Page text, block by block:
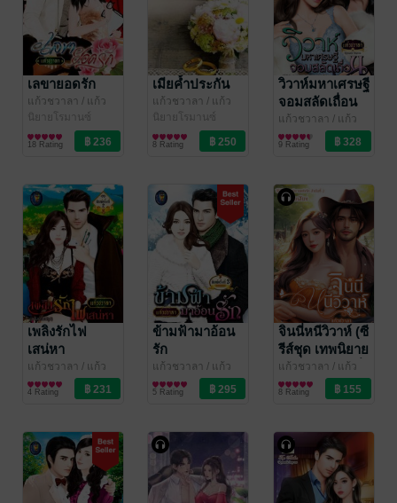
เลขายอดรัก
แก้วชวาลา / แก้ว
ชวาลา (ไลต์ ออฟ
เลิฟ บุ๊คส์)
นิยายโรมานซ์
18 Rating
เมียค้ำประกัน
แก้วชวาลา / แก้ว
ชวาลา (ไลต์ ออฟ
เลิฟ บุ๊คส์)
นิยายโรมานซ์
8 Rating
วิวาห์มหาเศรษฐี
จอมสลัดเถื่อน
แก้วชวาลา / แก้ว
ชวาลา (ไลต์ ออฟ
เลิฟ บุ๊คส์)
นิยายโรมานซ์
9 Rating
เพลิงรักไฟ
เสน่หา
แก้วชวาลา / แก้ว
ชวาลา (ไลต์ ออฟ
เลิฟ บุ๊คส์)
นิยายโรมานซ์
4 Rating
ข้ามฟ้ามาอ้อน
รัก
แก้วชวาลา / แก้ว
ชวาลา (ไลต์ ออฟ
เลิฟ บุ๊คส์)
นิยายโรมานซ์
5 Rating
จินนี่หนีวิวาห์ (ซี
รีส์ชุด เทพนิยาย
แห่งรัก ลำดับที่
2) (หนังสือเสียง)
แก้วชวาลา / แก้ว
ชวาลา (ไลต์ ออฟ
เลิฟ บุ๊คส์)
นิยายโรมานซ์
8 Rating